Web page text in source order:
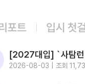
포트 입시 첫
2026-08-03 | 조회